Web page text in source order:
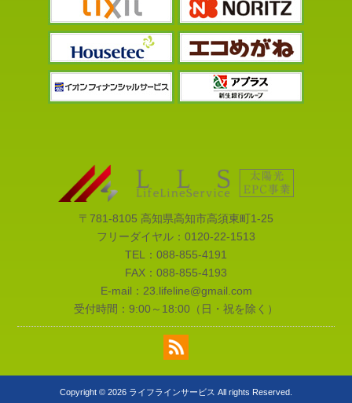
〒781-8105 高知県高知市高須東町1-25
フリーダイヤル： 0120-22-1513
TEL： 088-855-4191
FAX：088-855-4193
E-mail： 23.lifeline@gmail.com
受付時間：9:00～18:00（日・祝を除く）
Copyright © 2026 ライフラインサービス All rights Reserved.